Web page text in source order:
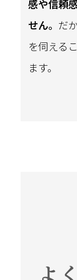
感や信頼
せん。 だ
を伺える
ます。